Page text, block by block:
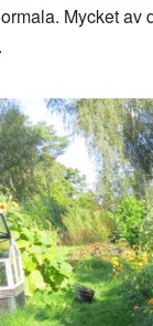
Mycket